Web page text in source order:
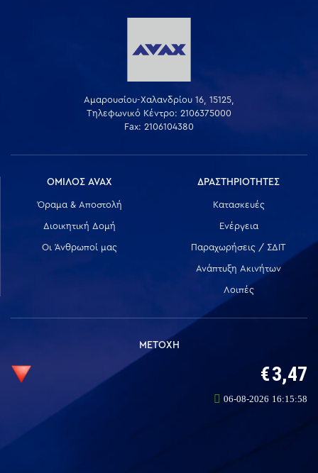
Αμαρουσίου-Χαλανδρίου 16, 15125,
Τηλεφωνικό Κέντρο: 2106375000
Fax: 2106104380
ΟΜΙΛΟΣ AVAX
Όραμα & Αποστολή
Διοικητική Δομή
Οι Άνθρωποί μας
ΔΡΑΣΤΗΡΙΟΤΗΤΕΣ
Κατασκευές
Ενέργεια
Παραχωρήσεις / ΣΔΙΤ
Ανάπτυξη Ακινήτων
Λοιπές
ΜΕΤΟΧΗ